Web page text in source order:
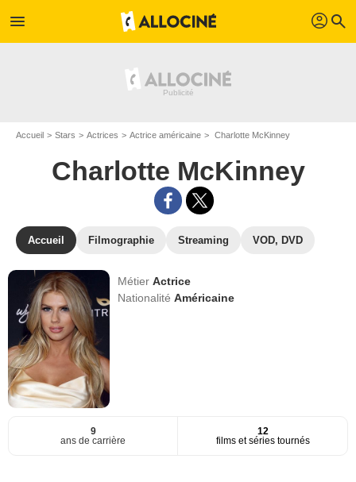
menu profil search
Accueil Stars Actrices Actrice américaine Charlotte McKinney
Charlotte McKinney
Accueil Filmographie Streaming VOD, DVD
MétierActrice
NationalitéAméricaine
9
ans de carrière
12
films et séries tournés